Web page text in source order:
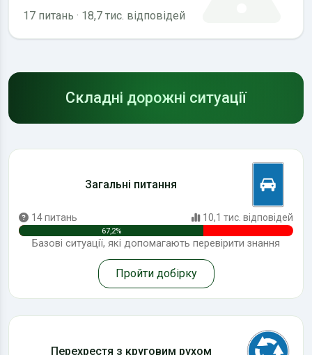
17 питань · 18,7 тис. відповідей
Складні дорожні ситуації
Загальні питання
14 питань 10,1 тис. відповідей
67,2%
Базові ситуації, які допомагають перевірити знання
Пройти добірку
Перехрестя з круговим рухом